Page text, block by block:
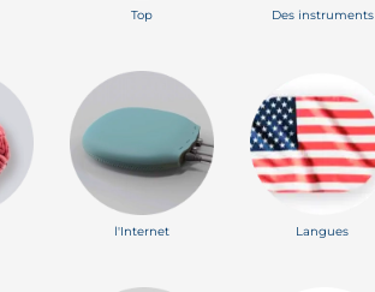
Top Des instruments
l'Internet Langues